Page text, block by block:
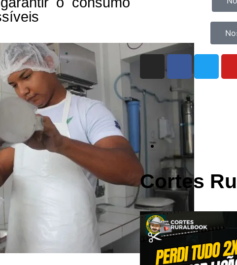
Cortes